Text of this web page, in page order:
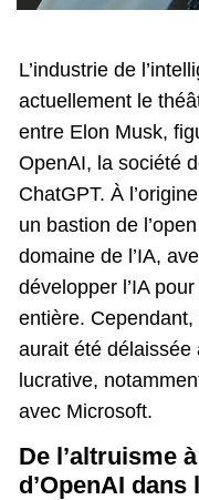
L’industrie de
actuellement le
entre Elon Musk,
OpenAI, la société
ChatGPT. À
un bastion de
domaine de l’IA,
développer l’IA
entière.
aurait été délaissée
lucrative,
avec Microsoft.
De l’altruisme
d’OpenAI